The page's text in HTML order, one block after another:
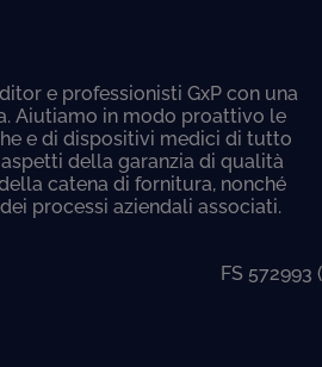
e professionisti GxP con una
Aiutiamo in modo proattivo le
e di dispositivi medici di tutto
della garanzia di qualità
catena di fornitura, nonché
processi aziendali associati.